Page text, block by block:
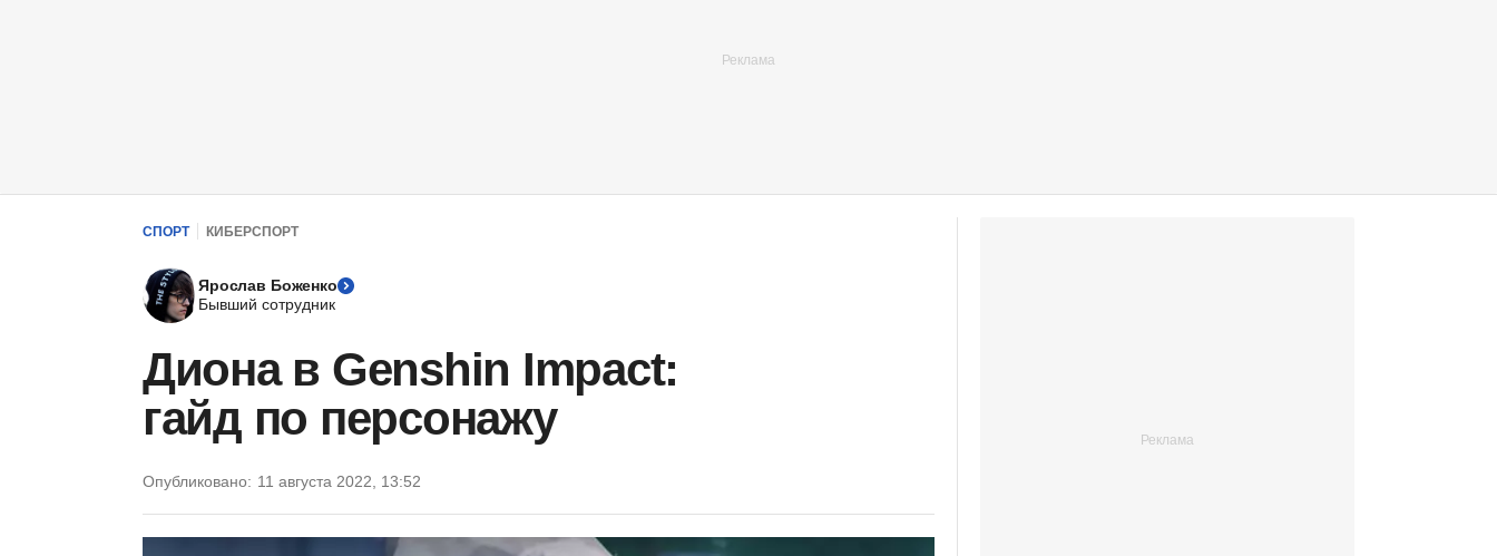
СПОРТ КИБЕРСПОРТ
Ярослав Боженко
Бывший сотрудник
Диона в Genshin Impact:
гайд по персонажу
Опубликовано: 11 августа 2022, 13:52